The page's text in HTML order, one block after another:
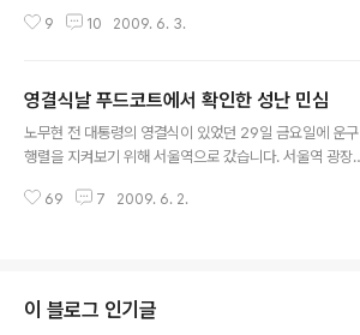
받았습니다. 버스를 타고 오면서 전단지를 읽어보니 참 가
금은 관광지로 인기가 많지만 일제시대부터 한센병 환자를
격리 수용하던 곳이었습니다. 국가 공권력의 이름아래 전
염병도 아닌 한센병 환자들을 격리수용하고 각종 몹쓸짓도
애인 정책은 사회에서 격리하는 정책들입니다. 장애인들을
9 10 2009. 6. 3.
영결식날 푸드코트에서 확인한 성난 민심
노무현 전 대통령의 영결식이 있었던 29일 금요일에 운구
행렬을 지켜보기 위해 서울역으로 갔습니다. 서울역 광장
진으로 보던 80년 봄의 서울역 광장을 보는 듯 했습니다.
는 대형마트 푸드코트로 갔습니다. 평일 오후인데도 사람
들이 많이 있더군요. 운구행렬을 보러 왔다가 저처럼 늦은
69 7 2009. 6. 2.
이 블로그 인기글